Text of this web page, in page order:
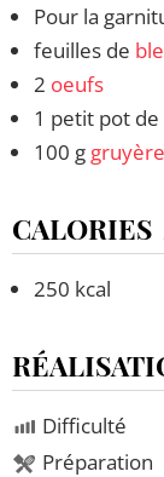
Pour la
feuilles de
2 oeufs
1 petit pot de
100 g gruyère
CALORIES
250 kcal
Difficulté
Préparation